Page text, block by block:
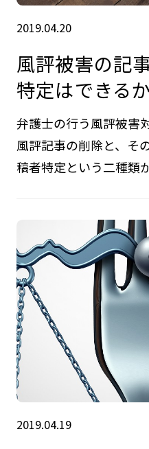
2019.04.20
風評被害の記
特定はできるか
弁護士の行う風評被害
風評記事の削除と、そ
稿者特定という二種類
2019.04.19